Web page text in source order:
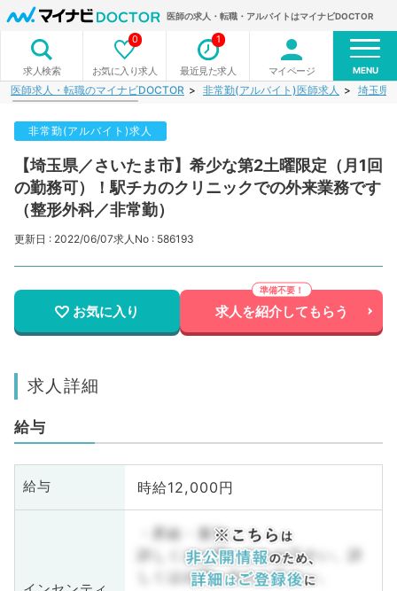
医師の求人・転職・アルバイトはマイナビDOCTOR
求人検索 お気に入り求人
0
最近見た求人
1
マイページ MENU
医師求人・転職のマイナビDOCTOR 非常勤(アルバイト)医師求人 埼玉県
非常勤(アルバイト)求人
【埼玉県／さいたま市】希少な第2土曜限定（月1回
の勤務可）！駅チカのクリニックでの外来業務です
（整形外科／非常勤）
更新日 : 2022/06/07求人No : 586193
お気に入り 求人を紹介してもらう
求人詳細
給与
給与 時給12,000円
・昇給・賞与
詳しくはお問い合わせ下さい。詳
しくはお問い合わせ下さい。